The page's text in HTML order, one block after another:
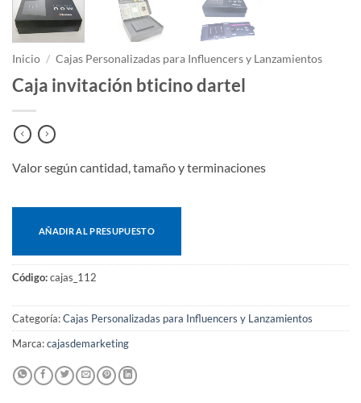
Inicio / Cajas Personalizadas para Influencers y Lanzamientos
Caja invitación bticino dartel
Valor según cantidad, tamaño y terminaciones
AÑADIR AL PRESUPUESTO
Código:cajas_112
Categoría:Cajas Personalizadas para Influencers y Lanzamientos
Marca:cajasdemarketing